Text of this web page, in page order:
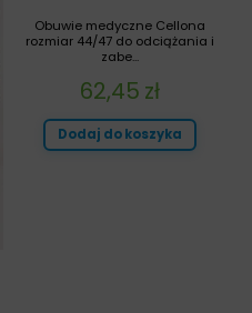
Obuwie medyczne Cellona
rozmiar 44/47 do odciążania i
zabe...
62,45 zł
Dodaj do koszyka